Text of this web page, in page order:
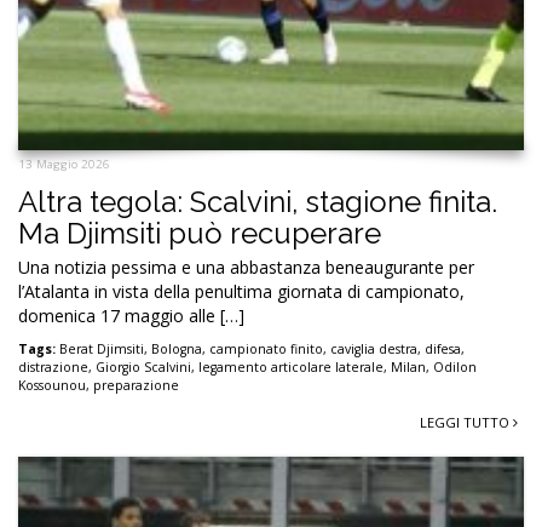
13 Maggio 2026
Altra tegola: Scalvini, stagione finita.
Ma Djimsiti può recuperare
Una notizia pessima e una abbastanza beneaugurante per
l’Atalanta in vista della penultima giornata di campionato,
domenica 17 maggio alle […]
Tags: Berat Djimsiti, Bologna, campionato finito, caviglia destra, difesa,
distrazione, Giorgio Scalvini, legamento articolare laterale, Milan, Odilon
Kossounou, preparazione
LEGGI TUTTO